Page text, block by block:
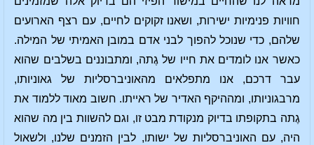
חוויות פנימיות ישירות, ושאנו זקוקים לחיים, עם רצף הארועים
שלהם, כדי שנוכל להפוך לבני אדם במובן האמיתי של המילה.
כאשר אנו לומדים את חייו של גֶתה, ומתבוננים בשלבים שהוא
עבר דרכם, אנו מתפלאים מהאוניברסליות של גאוניותו,
מרבגוניותו, ומההיקף האדיר של ראייתו. חשוב מאוד ללמוד את
גֶתה בתקופתו בדיוק מנקודת מבט זו, וגם להשוות בין מה שהוא
היה, עם האוניברסליות של ישותו, לבין הזמנים שלנו, ולשאול